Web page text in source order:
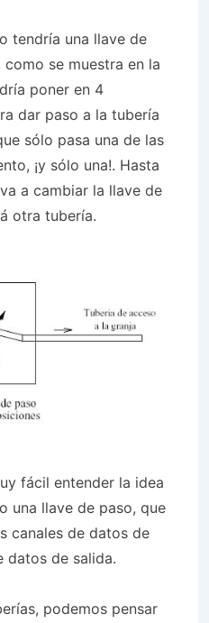
tendría una llave de
se muestra en la
poner en 4
dar paso a la tubería
sólo pasa una de las
¡y sólo una!. Hasta
a cambiar la llave de
otra tubería.
fácil entender la idea
una llave de paso, que
canales de datos de
datos de salida.
podemos pensar